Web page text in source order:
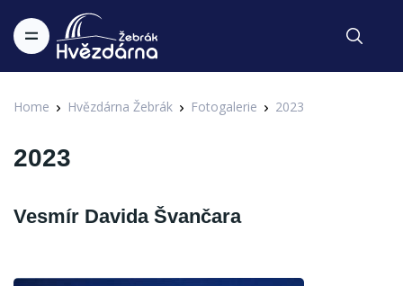
Home Hvězdárna Žebrák Fotogalerie 2023
2023
Vesmír Davida Švančara